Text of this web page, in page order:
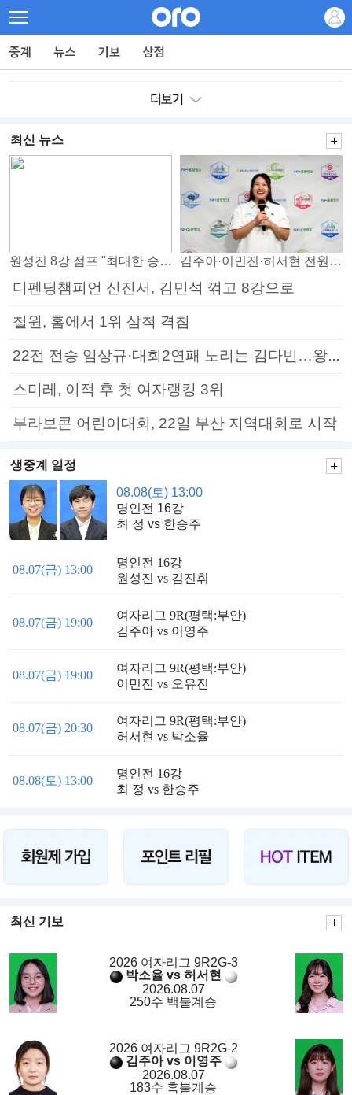
최신 뉴스
원성진 8강 점프 "최대한 승자조에서 버티겠다" 김주아·이민진·허서현 전원 승리… 평택, 부안 꺾고 5연승
디펜딩챔피언 신진서, 김민석 꺾고 8강으로
철원, 홈에서 1위 삼척 격침
22전 전승 임상규·대회2연패 노리는 김다빈…왕중왕전 16강 7일부터
스미레, 이적 후 첫 여자랭킹 3위
부라보콘 어린이대회, 22일 부산 지역대회로 시작
생중계 일정
08.08(토) 13:00
명인전 16강
최 정 vs 한승주
08.07(금) 13:00
명인전 16강
원성진 vs 김진휘
08.07(금) 19:00
여자리그 9R(평택:부안)
김주아 vs 이영주
08.07(금) 19:00
여자리그 9R(평택:부안)
이민진 vs 오유진
08.07(금) 20:30
여자리그 9R(평택:부안)
허서현 vs 박소율
08.08(토) 13:00
명인전 16강
최 정 vs 한승주
최신 기보
2026 여자리그 9R2G-3
박소율 vs 허서현
2026.08.07
250수 백불계승
2026 여자리그 9R2G-2
김주아 vs 이영주
2026.08.07
183수 흑불계승